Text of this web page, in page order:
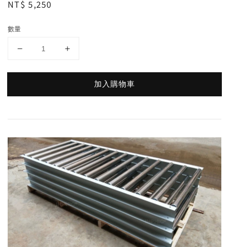
Regular
NT$ 5,250
數量
加入購物車